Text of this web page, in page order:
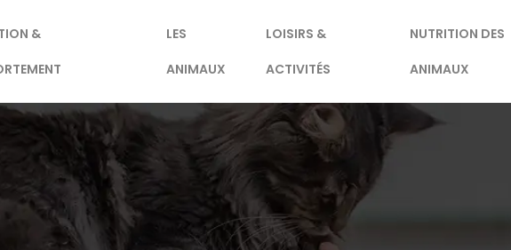
&
LES
ANIMAUX
LOISIRS &
ACTIVITÉS
NUTRITION DES
ANIMAUX